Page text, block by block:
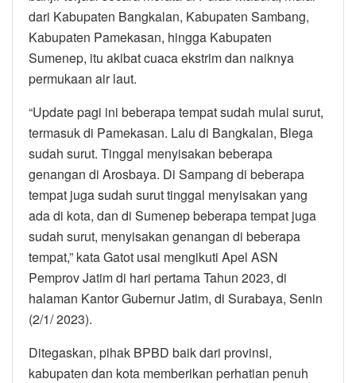
dari Kabupaten Bangkalan, Kabupaten Sambang,
Kabupaten Pamekasan, hingga Kabupaten
Sumenep, itu akibat cuaca ekstrim dan naiknya
permukaan air laut.
“Update pagi ini beberapa tempat sudah mulai surut,
termasuk di Pamekasan. Lalu di Bangkalan, Blega
sudah surut. Tinggal menyisakan beberapa
genangan di Arosbaya. Di Sampang di beberapa
tempat juga sudah surut tinggal menyisakan yang
ada di kota, dan di Sumenep beberapa tempat juga
sudah surut, menyisakan genangan di beberapa
tempat,” kata Gatot usai mengikuti Apel ASN
Pemprov Jatim di hari pertama Tahun 2023, di
halaman Kantor Gubernur Jatim, di Surabaya, Senin
(2/1/ 2023).
Ditegaskan, pihak BPBD baik dari provinsi,
kabupaten dan kota memberikan perhatian penuh